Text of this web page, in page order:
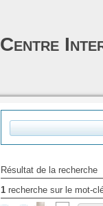
Résultat de la recherche
1 recherche sur le mot-
Centre